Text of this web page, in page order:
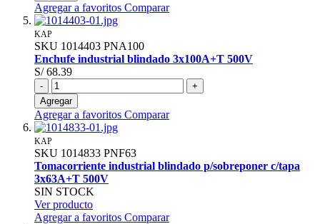
Agregar a favoritos Comparar
KAP
SKU 1014403 PNA100
Enchufe industrial blindado 3x100A+T 500V
S/ 68.39
-
+
Agregar
Agregar a favoritos Comparar
KAP
SKU 1014833 PNF63
Tomacorriente industrial blindado p/sobreponer c/tapa
3x63A+T 500V
SIN STOCK
Ver producto
Agregar a favoritos Comparar